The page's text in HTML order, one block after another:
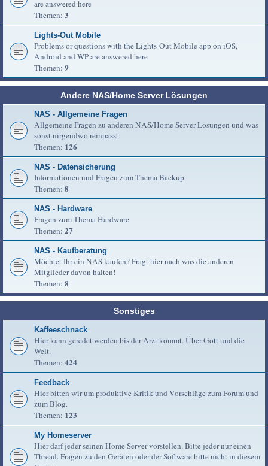
are answered here
Themen: 3
Lights-Out Mobile
Problems or questions with the Lights-Out Mobile app on iOS,
Android and WP are answered here
Themen: 9
Andere NAS/Home Server Lösungen
NAS - Allgemeine Fragen
Allgemeine Fragen zu anderen NAS/Home Server Lösungen und was
sonst nirgendwo reinpasst
Themen: 126
NAS - Datensicherung
Informationen und Fragen zum Thema Backup
Themen: 8
NAS - Hardware
Fragen zum Thema Hardware
Themen: 27
NAS - Kaufberatung
Möchtet Ihr ein NAS kaufen? Fragt hier nach was die anderen
Mitglieder davon halten!
Themen: 8
Sonstiges
Kaffeeschnack
Hier kann geredet werden bis der Arzt kommt. Über Gott und die
Welt.
Themen: 424
Feedback
Hier bitten wir um produktive Kritik und Vorschläge zum Forum und
zum Blog.
Themen: 123
My Homeserver
Hier darf jeder seinen Home Server vorstellen. Bitte jeder nur einen
Thread. Fragen zu den Geräten oder der Software bitte nicht in diesem